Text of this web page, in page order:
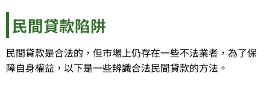
民間貸款陷阱
民間貸款是合法的，但市場上仍存在一些不法業者，為了保
障自身權益，以下是一些辨識合法民間貸款的方法。